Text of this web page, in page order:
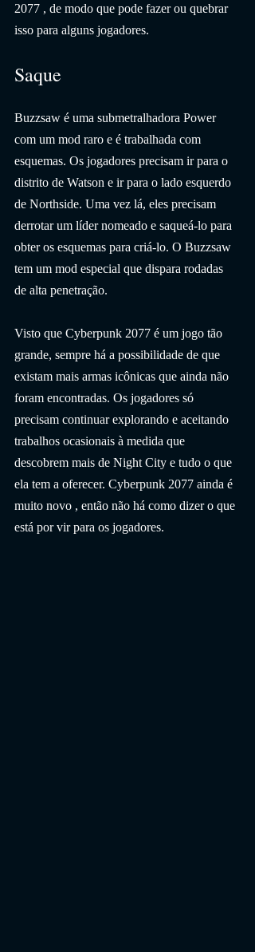
2077 , de modo que pode fazer ou quebrar
isso para alguns jogadores.
Saque
Buzzsaw é uma submetralhadora Power
com um mod raro e é trabalhada com
esquemas. Os jogadores precisam ir para o
distrito de Watson e ir para o lado esquerdo
de Northside. Uma vez lá, eles precisam
derrotar um líder nomeado e saqueá-lo para
obter os esquemas para criá-lo. O Buzzsaw
tem um mod especial que dispara rodadas
de alta penetração.
Visto que Cyberpunk 2077 é um jogo tão
grande, sempre há a possibilidade de que
existam mais armas icônicas que ainda não
foram encontradas. Os jogadores só
precisam continuar explorando e aceitando
trabalhos ocasionais à medida que
descobrem mais de Night City e tudo o que
ela tem a oferecer. Cyberpunk 2077 ainda é
muito novo , então não há como dizer o que
está por vir para os jogadores.